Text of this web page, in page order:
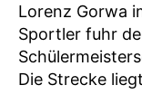
Lorenz Gorwa
Sportler fuhr
Die Strecke